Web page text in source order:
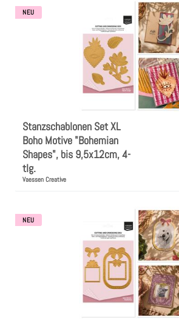
NEU
Stanzschablonen Set XL
Boho Motive "Bohemian
Shapes", bis 9,5x12cm, 4-
tlg.
Vaessen Creative
NEU